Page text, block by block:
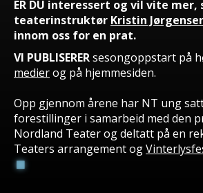
ER DU interessert og vil vite mer,
teaterinstruktør Kristin
innom oss for en prat.
VI PUBLISERERsesongoppstart på
medierog på hjemmesiden.
Opp gjennom årene har NT ung
forestillinger i samarbeid med den
Nordland Teater og deltatt på en
Teaters arrangement og